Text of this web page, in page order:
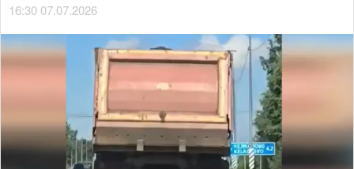
16:30 07.07.2026